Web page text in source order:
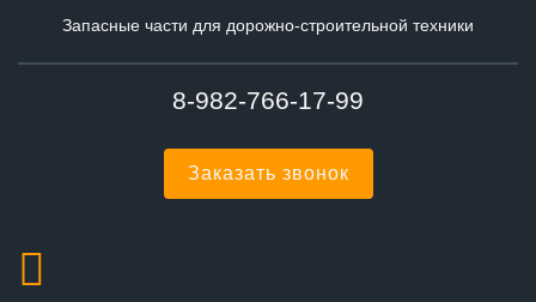
Запасные части для дорожно-строительной техники
8-982-766-17-99
Заказать звонок